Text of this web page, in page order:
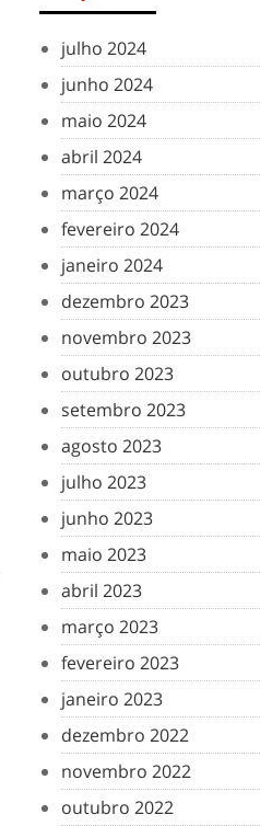
julho 2024
junho 2024
maio 2024
abril 2024
março 2024
fevereiro 2024
janeiro 2024
dezembro 2023
novembro 2023
outubro 2023
setembro 2023
agosto 2023
julho 2023
junho 2023
maio 2023
abril 2023
março 2023
fevereiro 2023
janeiro 2023
dezembro 2022
novembro 2022
outubro 2022